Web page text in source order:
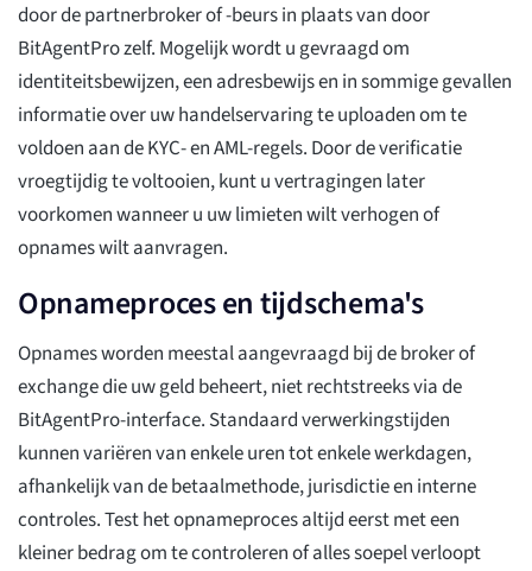
door de partnerbroker of -beurs in plaats van door
BitAgentPro zelf. Mogelijk wordt u gevraagd om
identiteitsbewijzen, een adresbewijs en in sommige gevallen
informatie over uw handelservaring te uploaden om te
voldoen aan de KYC- en AML-regels. Door de verificatie
vroegtijdig te voltooien, kunt u vertragingen later
voorkomen wanneer u uw limieten wilt verhogen of
opnames wilt aanvragen.
Opnameproces en tijdschema's
Opnames worden meestal aangevraagd bij de broker of
exchange die uw geld beheert, niet rechtstreeks via de
BitAgentPro-interface. Standaard verwerkingstijden
kunnen variëren van enkele uren tot enkele werkdagen,
afhankelijk van de betaalmethode, jurisdictie en interne
controles. Test het opnameproces altijd eerst met een
kleiner bedrag om te controleren of alles soepel verloopt